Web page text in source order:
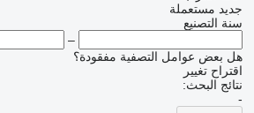
جديد مستعملة
سنة التصنيع
–
هل بعض عوامل التصفية مفقودة؟
اقتراح تغيير
نتائج البحث:
-